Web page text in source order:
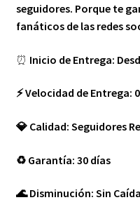
seguidores. Porque te
fanáticos de las redes
⏰ Inicio de Entrega:
⚡ Velocidad de Entrega:
💎 Calidad: Seguidores
♻️ Garantía: 30 días
🌊 Disminución: Sin Caída